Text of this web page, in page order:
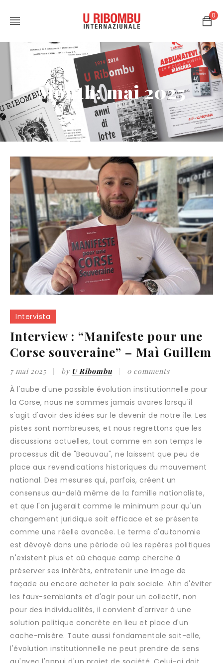
0
Month: mai 2025
Intervista
Interview : “Manifeste pour une
Corse souveraine” – Maì Guillem
7 mai 2025 by U Ribombu 0 comments
À l'aube d'une possible évolution institutionnelle pour la Corse, nous ne sommes jamais avares lorsqu'il s'agit d'avoir des idées sur le devenir de notre île. Les pistes sont nombreuses, et nous regrettons que les discussions actuelles, tout comme en son temps le processus dit de "Beauvau", ne laissent que peu de place aux revendications historiques du mouvement national. Des mesures qui, parfois, créent un consensus au-delà même de la famille nationaliste, et que l'on jugerait comme le minimum pour qu'un changement juridique soit efficace et se présente comme une réelle avancée. Le terme d'autonomie est dévoyé dans une période où les repères politiques n'existent plus et où chaque camp cherche à préserver ses intérêts, entretenir une image de façade ou encore acheter la paix sociale. Afin d'éviter les faux-semblants et d'agir pour un collectif, non pour des individualités, il convient d'arriver à une solution politique concrète en lieu et place d'un cache-misère. Toute aussi fondamentale soit-elle, l'évolution institutionnelle ne peut prendre de sens qu'avec l'appui d'un projet de société. Celui-ci doit poser des réflexions sur nos réalités et dépasser le simple constat pour apporter des solutions autour des thématiques qui importent chez nous. C'est par ce biais que l'on démontrera qu'une autonomie a un sens et s'avère être la clé pour améliorer les conditions de vie sur notre terre précarisée. Malheureusement, tout cela semble aujourd'hui loin des préoccupations des élus, des médias, et même de la société civile. Cependant, au sein de cette dernière, certains essayent de proposer des idées, d'entamer le débat et d'ouvrir des pistes de réflexion. C'est notamment le cas du livre Manifeste pour une Corse souveraine, de Maì Guillem, paru il y a quelques semaines aux éditions Anima Corsa. Cet essai politique émane de l'inspiration d'un jeune professeur d'histoire-géographie, sympathisant de la cause nationaliste. Son ouvrage s'articule autour du cadre juridique qui serait le plus approprié selon lui, en lien avec un projet de développement économique. Capable d'esprit critique sur le mouvement national et appuyé par des sources, ses écrits démontrent une volonté politique rendant possible la voie de l'autodétermination à l'heure où les espoirs s'amenuisent sous les discours fata1 listes. La rédaction du Ribombu, à l'avant-garde des énergies voulant construire un avenir viable pour les nôtres, est allée à la rencontre de l'auteur pour comprendre ses intentions et le sens de son livre. Ribombu : Maì, votre ouvrage a une approche, il faut l'admettre, originale dans le sens où votre livre se présente presque comme un programme. En ce sens, quelles étaient vos intentions en le rédigeant ? Maì : Lors du décès tragique du militant Yvan Colonna, nous avons pu apercevoir une mobilisation massive de l'ensemble des Insulaires, choqués, à juste titre, par ces événements. Il en a émergé une revendication, plus véhémente que jamais, autour d'une autonomie pour laquelle les Corses avaient majoritairement souscrit lors des derniers scrutins locaux, avec un processus bloqué par Paris. Le drame de mars 2022 a fait resurgir l'injustice de ce déni démocratique et a même provoqué une émulation intellectuelle autour de ce qui est nommé par l'État français la "question corse". Cependant, en dépit des tractations autour d'une évolution institutionnelle pour notre île et du terme "autonomie" employé par le ministre Darmanin — ce qu'il faut bien l'admettre était inédit — aucun projet de société n'a réellement surgi pour présenter une feuille de route sur ce que pourrait être la Corse autonome de demain dans nos thématiques concrètes. Pire, au fur et à mesure des lentes discussions, nous nous sommes rendu compte que l'autonomie proposée ne serait qu'une décentralisation supplémentaire n'accordant au final que peu de compétences réelles et utiles pour agir selon nosbesoins et revendications, et que le terme ne servait qu'à acheter la paix sociale. Ribombu : Donc, selon vous, les élus nationalistes de la Collectivité de Corse font une erreur en acceptant ce dialogue, car cette autonomie ne serait qu'une duperie ? Maì : Selon moi, aucun dialogue n'est inutile, et il faut accepter de discuter avec la représentation nationale dès qu'une occasion le permet. Toutefois, que Paris fasse un pas vers nous pour parler d'autonomie ne signifie pas que nous devons accepter n'importe quoi. Lorsque le président Macron est venu à l'Assemblée de Corse en septembre 2023, il a confirmé les craintes de beaucoup. En avançant des lignes rouges infranchissables, il a démontré que l'État français conservait ses racines jacobines et que la concession à 2 venir ne serait qu'un trompe-l'œil permettant au gouvernement de maintenir les Corses tranquilles. En effet, si Paris n'avait même pas fait semblant de vouloir un changement juridique, s'était montré complètement fermé, de massives manifestations auraient, à terme, contraint l'État à une plus grande concession que les miettes qu'il s'apprête à nous octroyer. Fort de son expérience coloniale, la stratégie élyséenne est subtile, ils sont les maîtres des horloges et, en plus de jouer sans cesse avec l'agenda, le terme autonomie est dévoyé. Que serait une autonomie sans reconnaissance du peuple corse, coofficialité de la langue et statut de résident ? Des mesures qui convainquent même des non-nationalistes. Quant à la possibilité de légiférer, le président Macron était prêt à accepter une autonomie dite "normative", où la loi se serait adaptée par moment, ce qui est assez flou, vous en conviendrez. Le terme d'autonomie peut vouloir tout et ne rien dire. Pour l'heure, ce que permet la Constitution française par son article 74 est insuffisant, et ce n'est même pas ce que prévoyait le gouvernement pour notre cas. Néanmoins, à l'issue de l'intervention du président à Ajaccio, la grande majorité de nos élus nationalistes semblait satisfaite de cette autonomie minimaliste. Certains pensent que toute concession est bonne à prendre, que ce serait mieux que rien. Au contraire, je pense qu'avoir une autonomie officielle en ces termes serait le meilleur moyen pour que les nôtres se relâchent, pensent avoir gagné, et que notre détermination se meure. Alors même qu'une fois cette faible concession cédée, l'État français se présentera comme le camp du compromis, rejettera tout ce qui se passera mal sur le gouvernement "autonome" corse et que nous n'aurions plus rien d'ambitieux pour les cent prochaines années. Mais pour certains de nos élus, il est probablement plus important de se présenter comme ceux ayant donné l'autonomie à la Corse, qu'importe de quelle autonomie il est question. Il fallait saisir l'opportunité en mars-avril 2022, lors des révoltes populaires, et avoir des revendications clés sur lesquelles nous n'aurions pas tergiversé. Ribombu : Selon vous, quelle serait alors la forme d'autonomie la plus viable et efficace ? Maì : Il nous faudrait une nouvelle loi organique conçue spécialement pour la question de l'autonomie de la Corse. Ce qui demande donc une révision constitutionnelle pour outrepasser les limites actuelles afin d'avoir un changement juridique efficace. À terme, l'objectif serait d'arriver à une autono3 mie législative. Il y a plusieurs manières de percevoir celle-ci, et bien que cela puisse sembler ambitieux, cette autonomie ne répond qu’aux votes populaires corses depuis 2015, à notre histoire et à nos spécificités culturelles. Surtout, l'île montagneuse que nous sommes a besoin d’aménagement de la loi pour gérer au mieux nos problématiques. Une économie peut être adaptée à un territoire mais pas à un autre. Cela ne doit pas faire craindre que notre base sociale se réduirait par rapport à la situation actuelle ou qu'une réelle autonomie serait dévoyée par un milieu affairiste. La casse sociale est déjà organisée par le gouvernement, peut-être même que nous pourrions mieux faire sur cet angle précis, et notre projet de société ainsi que les accords d'autonomie avec la France devront prévoir des garde-fous sur ces sujet. D'autant plus que l'autonomie législative telle que je la perçois, bien que devant nous donner à terme la politique intérieure entière de notre île, n'exclut pas des compétences octroyées au fur et à mesure dans une période de transition et des compétences partagées. Enfin, l'État central garderait des prérogatives de notre souveraineté, celles-là mêmes qui justifient que l’on n’a pas encore obtenu de réel statut d’autonomie. Ribombu : Votre vision de la souveraineté est donc celle d'une autonomie législative, mais que répondez-vous à ceux déclamant que ce projet est impossible, que nous sommes déjà dépendants et sous perfusion de la France ? Maì : Justement, nous sommes déjà en situation de dépendance et c'est bien à cause de l'administration française qui gère notre terre depuis des siècles. Certes, nous avons eu la décentralisation mais celle-ci n'est qu'une délégation de compétences sans possibilité d'aménagement. Alors, nous aurions pu gérer bien mieux certaines thématiques, j'en suis d'accord, mais force est d’admettre que pour l'heure les affaires courantes les plus importantes sont toujours du ressort de Paris. Il n'est pas dit que nous ferions mieux autonomes, c'est vrai, mais on peut tout de même nous donner la possibilité de prouver le contraire. D'autant plus que les locaux connaissent souvent mieux la situation insulaire que des technocrates parisiens déconnectés de nos réalités, et que le peuple corse a décidé il y a bientôt 10 ans de vouloir essayer l'épreuve d'une autonomie "de plein droit et de plein exercice", ce qui veut dire totale, loin des ambitions désormais plus modérées de ceux qui déclamaient cela. Enfin, comme dit précédemment, même en cas d'autonomie législative, la France conserverait les domaines régaliens, notre 4 représentation diplomatique et surtout notre Zone économique exclusive ainsi que la base de Solenzara avec les intérêts géopolitiques